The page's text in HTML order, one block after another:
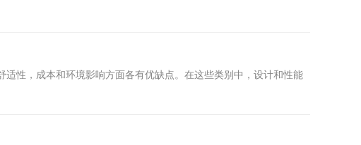
性，成本和环境影响方面各有优缺点。在这些类别中，设计和性能